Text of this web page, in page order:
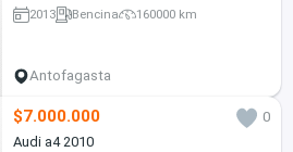
2013 Bencina 160000 km
Antofagasta
$7.000.000
0
Audi a4 2010